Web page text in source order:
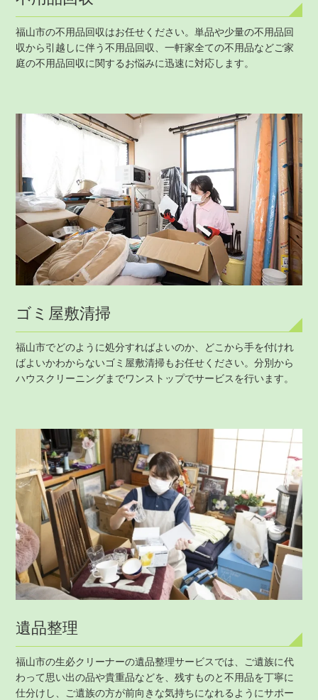
福山市の不用品回収はお任せください。単品や少量の不用品回
収から引越しに伴う不用品回収、一軒家全ての不用品などご家
庭の不用品回収に関するお悩みに迅速に対応します。
ゴミ屋敷清掃
福山市でどのように処分すればよいのか、どこから手を付けれ
ばよいかわからないゴミ屋敷清掃もお任せください。分別から
ハウスクリーニングまでワンストップでサービスを行います。
遺品整理
福山市の生必クリーナーの遺品整理サービスでは、ご遺族に代
わって思い出の品や貴重品などを、残すものと不用品を丁寧に
仕分けし、ご遺族の方が前向きな気持ちになれるようにサポー